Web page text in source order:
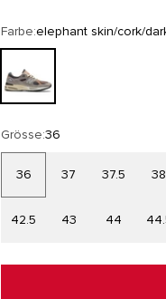
Farbe:elephant skin/cork/
Grösse:36
36 37 37.5 38
42.5 43 44